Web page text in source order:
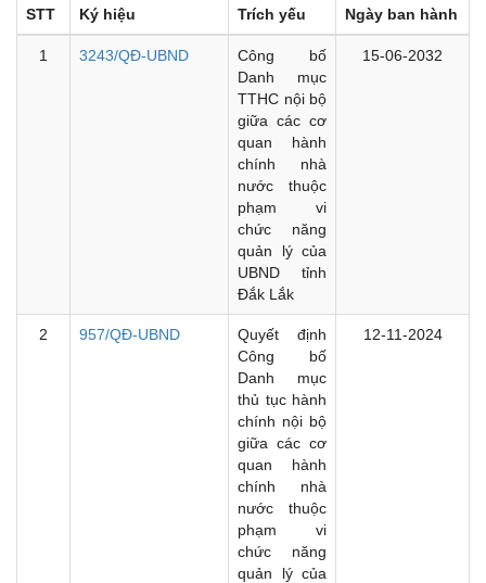
STT Ký hiệu Trích yếu Ngày ban hành
1 3243/QĐ-UBND
Công bố
Danh mục
TTHC nội bộ
giữa các cơ
quan hành
chính nhà
nước thuộc
phạm vi
chức năng
quản lý của
UBND tỉnh
Đắk Lắk
15-06-2032
2 957/QĐ-UBND
Quyết định
Công bố
Danh mục
thủ tục hành
chính nội bộ
giữa các cơ
quan hành
chính nhà
nước thuộc
phạm vi
chức năng
quản lý của
12-11-2024